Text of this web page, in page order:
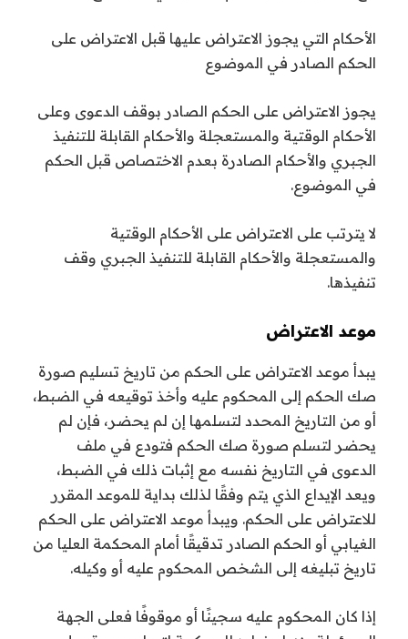
الأحكام التي يجوز الاعتراض عليها قبل الاعتراض على
الحكم الصادر في الموضوع
يجوز الاعتراض على الحكم الصادر بوقف الدعوى وعلى
الأحكام الوقتية والمستعجلة والأحكام القابلة للتنفيذ
الجبري والأحكام الصادرة بعدم الاختصاص قبل الحكم
في الموضوع.
لا يترتب على الاعتراض على الأحكام الوقتية
والمستعجلة والأحكام القابلة للتنفيذ الجبري وقف
تنفيذها.
موعد الاعتراض
يبدأ موعد الاعتراض على الحكم من تاريخ تسليم صورة
صك الحكم إلى المحكوم عليه وأخذ توقيعه في الضبط،
أو من التاريخ المحدد لتسلمها إن لم يحضر، فإن لم
يحضر لتسلم صورة صك الحكم فتودع في ملف
الدعوى في التاريخ نفسه مع إثبات ذلك في الضبط،
ويعد الإيداع الذي يتم وفقًا لذلك بداية للموعد المقرر
للاعتراض على الحكم. ويبدأ موعد الاعتراض على الحكم
الغيابي أو الحكم الصادر تدقيقًا أمام المحكمة العليا من
تاريخ تبليغه إلى الشخص المحكوم عليه أو وكيله.
إذا كان المحكوم عليه سجينًا أو موقوفًا فعلى الجهة